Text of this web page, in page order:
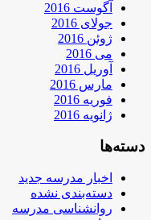
آگوست 2016
جولای 2016
ژوئن 2016
می 2016
آوریل 2016
مارس 2016
فوریه 2016
ژانویه 2016
دسته‌ها
اخبار مدرسه جدید
دسته‌بندی نشده
روانشناسی مدرسه